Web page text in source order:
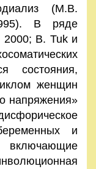
(М.В.
В ряде
B. Tuk и
состояния,
женщин
напряжения»
и
включающие